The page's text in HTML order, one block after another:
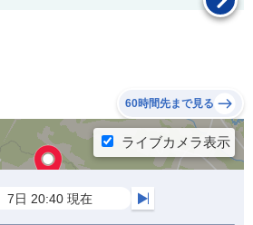
60時間先まで見る